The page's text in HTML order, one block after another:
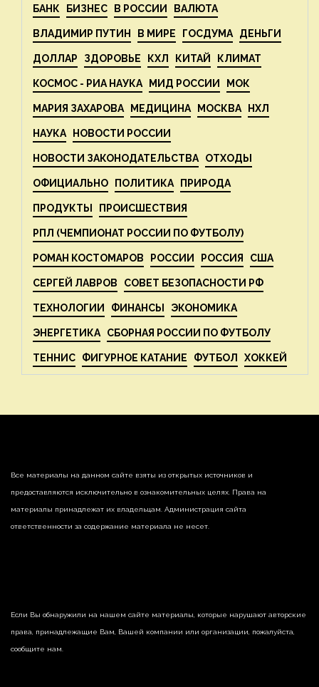
БАНК БИЗНЕС В РОССИИ ВАЛЮТА
ВЛАДИМИР ПУТИН В МИРЕ ГОСДУМА ДЕНЬГИ
ДОЛЛАР ЗДОРОВЬЕ КХЛ КИТАЙ КЛИМАТ
КОСМОС - РИА НАУКА МИД РОССИИ МОК
МАРИЯ ЗАХАРОВА МЕДИЦИНА МОСКВА НХЛ
НАУКА НОВОСТИ РОССИИ
НОВОСТИ ЗАКОНОДАТЕЛЬСТВА ОТХОДЫ
ОФИЦИАЛЬНО ПОЛИТИКА ПРИРОДА
ПРОДУКТЫ ПРОИСШЕСТВИЯ
РПЛ (ЧЕМПИОНАТ РОССИИ ПО ФУТБОЛУ)
РОМАН КОСТОМАРОВ РОССИИ РОССИЯ США
СЕРГЕЙ ЛАВРОВ СОВЕТ БЕЗОПАСНОСТИ РФ
ТЕХНОЛОГИИ ФИНАНСЫ ЭКОНОМИКА
ЭНЕРГЕТИКА СБОРНАЯ РОССИИ ПО ФУТБОЛУ
ТЕННИС ФИГУРНОЕ КАТАНИЕ ФУТБОЛ ХОККЕЙ
Все материалы на данном сайте взяты из открытых источников и
предоставляются исключительно в ознакомительных целях. Права на
материалы принадлежат их владельцам. Администрация сайта
ответственности за содержание материала не несет.
Если Вы обнаружили на нашем сайте материалы, которые нарушают авторские
права, принадлежащие Вам, Вашей компании или организации, пожалуйста,
сообщите нам.